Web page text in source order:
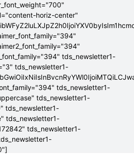
horiz-center"
tds_newsletter1-
tds_newsletter1-
tds_newsletter1-
tds_newsletter1-
tds_newsletter1-
tds_newsletter1-
tds_newsletter1-